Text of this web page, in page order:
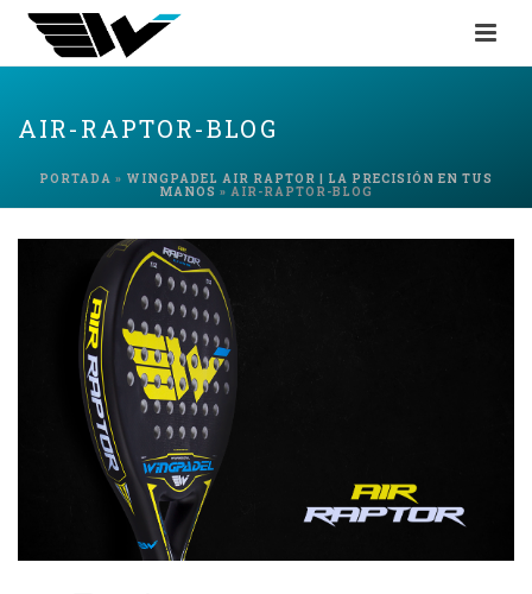
AIR-RAPTOR-BLOG
PORTADA » WINGPADEL AIR RAPTOR | LA PRECISIÓN EN TUS
MANOS » AIR-RAPTOR-BLOG